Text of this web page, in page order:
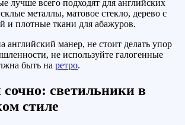
лучше всего подходят для английских
металлы, матовое стекло, дерево с
и плотные ткани для абажуров.
английский манер, не стоит делать упор
не используйте галогенные
быть на ретро.
светильники в
стиле